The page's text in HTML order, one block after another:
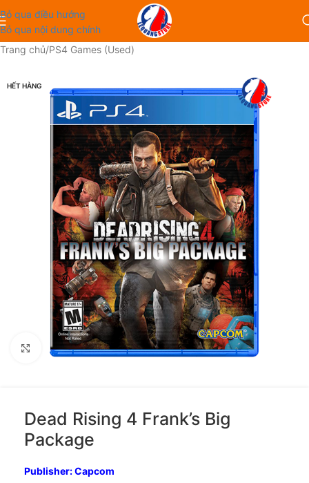
Bỏ qua điều hướng
Bỏ qua nội dung chính
Trang chủ/PS4 Games (Used)
HẾT HÀNG
Nhấp để phóng to
Dead Rising 4 Frank’s Big
Package
Publisher: Capcom